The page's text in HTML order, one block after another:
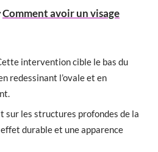
Comment avoir un visage
intervention cible le bas du
redessinant l’ovale et en
sur les structures profondes de la
durable et une apparence